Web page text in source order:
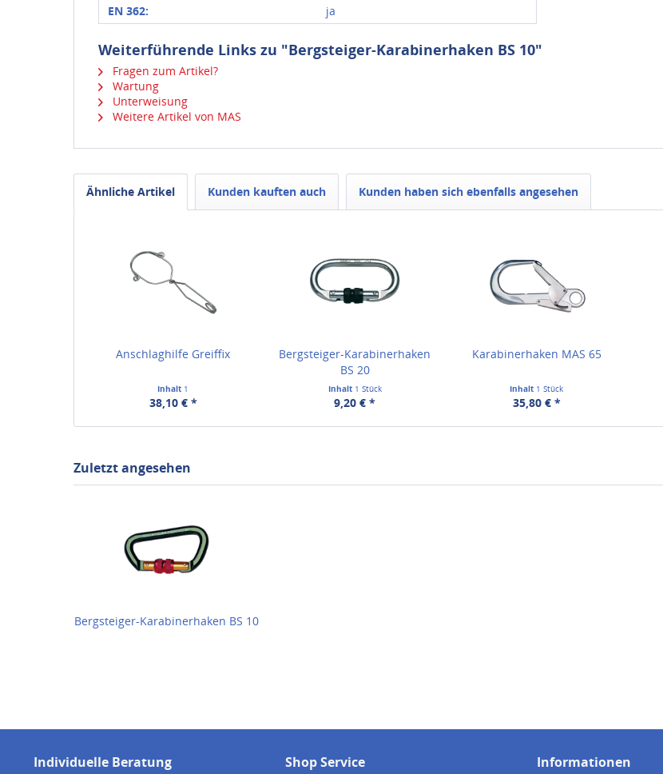
EN 362: ja
Weiterführende Links zu "Bergsteiger-Karabinerhaken BS 10"
Fragen zum Artikel?
Wartung
Unterweisung
Weitere Artikel von MAS
Ähnliche Artikel Kunden kauften auch Kunden haben sich ebenfalls angesehen
Anschlaghilfe Greiffix
Inhalt 1
38,10 € *
Bergsteiger-Karabinerhaken
BS 20
Inhalt 1 Stück
9,20 € *
Karabinerhaken MAS 65
Inhalt 1 Stück
35,80 € *
Zuletzt angesehen
Bergsteiger-Karabinerhaken BS 10
Individuelle Beratung Shop Service Informationen